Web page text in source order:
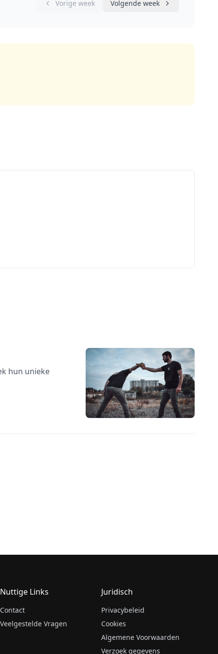
Vorige week Volgende week
hun unieke
Nuttige Links
Contact
Veelgestelde Vragen
Juridisch
Privacybeleid
Cookies
Algemene Voorwaarden
Verzoek gegevens